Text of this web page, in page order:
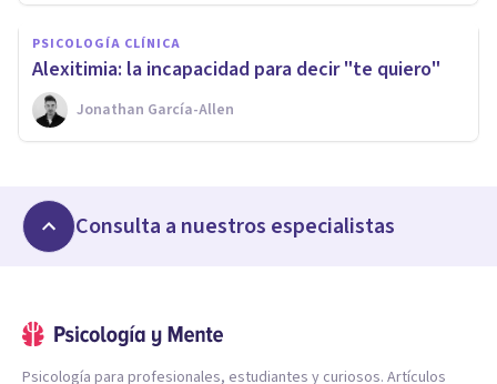
PSICOLOGÍA CLÍNICA
Alexitimia: la incapacidad para decir "te quiero"
Jonathan García-Allen
Consulta a nuestros especialistas
Psicología para profesionales, estudiantes y curiosos. Artículos